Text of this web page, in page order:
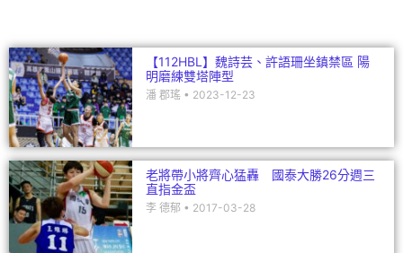
【112HBL】魏詩芸、許語珊坐鎮禁區 陽
明磨練雙塔陣型
潘 郡瑤 2023-12-23
老將帶小將齊心猛轟 國泰大勝26分週三
直指金盃
李 德郁 2017-03-28